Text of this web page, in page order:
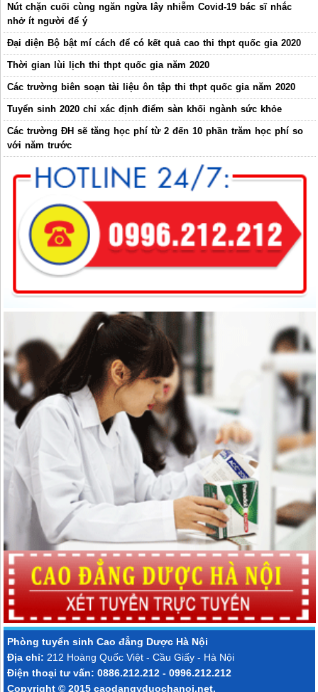
Nút chặn cuối cùng ngăn ngừa lây nhiễm Covid-19 bác sĩ nhắc
nhở ít người để ý
Đại diện Bộ bật mí cách để có kết quả cao thi thpt quốc gia 2020
Thời gian lùi lịch thi thpt quốc gia năm 2020
Các trường biên soạn tài liệu ôn tập thi thpt quốc gia năm 2020
Tuyển sinh 2020 chỉ xác định điểm sàn khối ngành sức khỏe
Các trường ĐH sẽ tăng học phí từ 2 đến 10 phần trăm học phí so
với năm trước
Phòng tuyển sinh Cao đẳng Dược Hà Nội
Địa chỉ: 212 Hoàng Quốc Việt - Cầu Giấy - Hà Nội
Điện thoại tư vấn: 0886.212.212 - 0996.212.212
Copyright © 2015 caodangyduochanoi.net.